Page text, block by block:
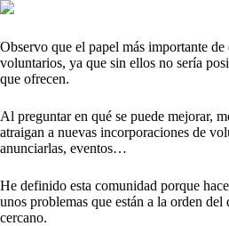
Observo que el papel más importante
voluntarios, ya que sin ellos no sería
que ofrecen.
Al preguntar en qué se puede mejorar,
atraigan a nuevas incorporaciones de
anunciarlas, eventos…
He definido esta comunidad porque
unos problemas que están a la orden
cercano.